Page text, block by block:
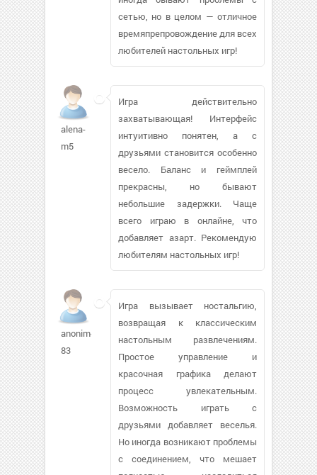
сетью, но в целом — отличное
времяпрепровождение для всех
любителей настольных игр!
alena-
m5
Игра действительно
захватывающая! Интерфейс
интуитивно понятен, а с
друзьями становится особенно
весело. Баланс и геймплей
прекрасны, но бывают
небольшие задержки. Чаще
всего играю в онлайне, что
добавляет азарт. Рекомендую
любителям настольных игр!
anonim-
83
Игра вызывает ностальгию,
возвращая к классическим
настольным развлечениям.
Простое управление и
красочная графика делают
процесс увлекательным.
Возможность играть с
друзьями добавляет веселья.
Но иногда возникают проблемы
с соединением, что мешает